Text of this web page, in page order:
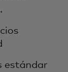
estándar